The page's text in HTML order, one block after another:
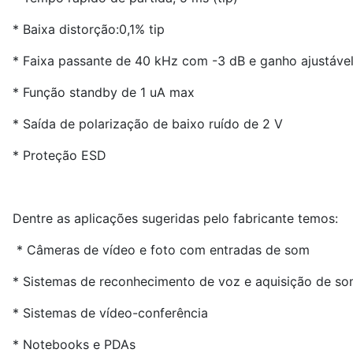
* Baixa distorção:0,1% tip
* Faixa passante de 40 kHz com -3 dB e ganho
* Função standby de 1 uA max
* Saída de polarização de baixo ruído de 2 V
* Proteção ESD
Dentre as aplicações sugeridas pelo fabricante temos:
* Câmeras de vídeo e foto com entradas de som
* Sistemas de reconhecimento de voz e aquisição de
* Sistemas de vídeo-conferência
* Notebooks e PDAs